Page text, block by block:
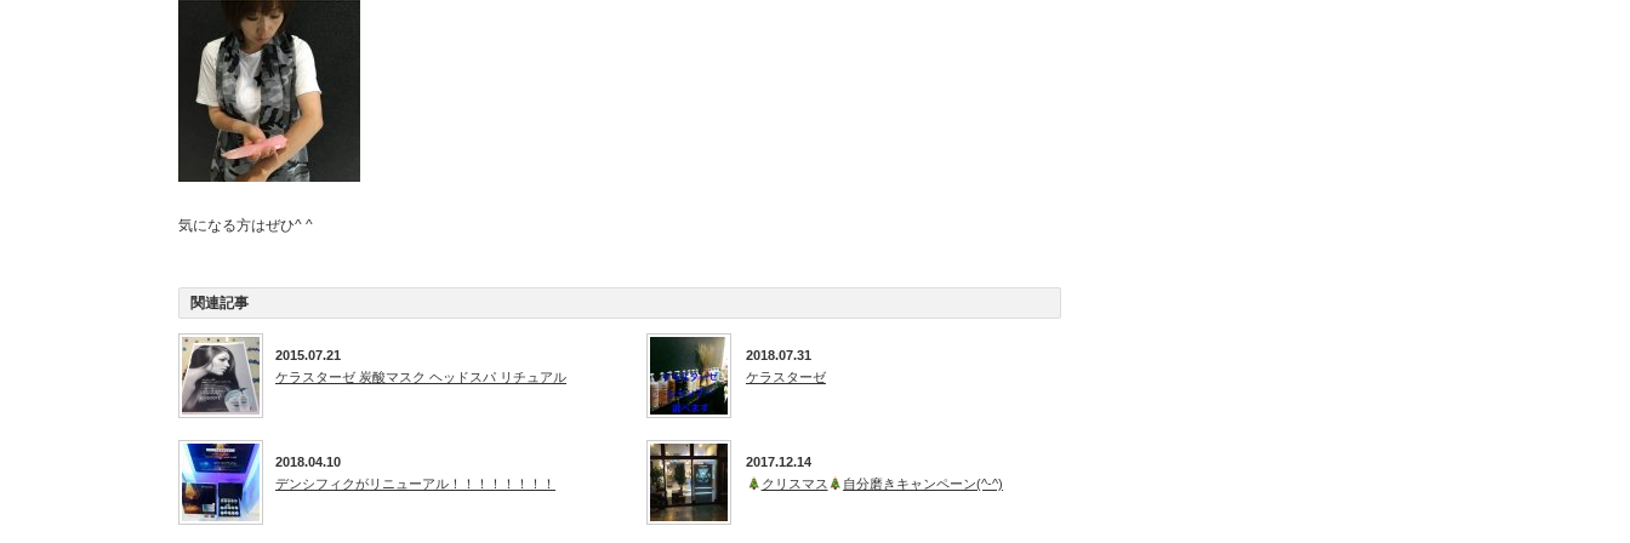
気になる方はぜひ^ ^
関連記事
2015.07.21
ケラスターゼ 炭酸マスク ヘッドスパ リチュアル
2018.07.31
ケラスターゼ
2018.04.10
デンシフィクがリニューアル！！！！！！！！
2017.12.14
クリスマス
自分磨きキャンペーン(^-^)